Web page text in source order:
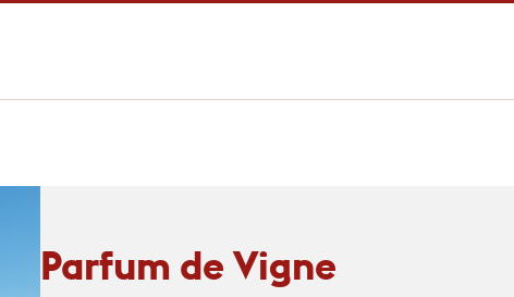
Parfum de Vigne